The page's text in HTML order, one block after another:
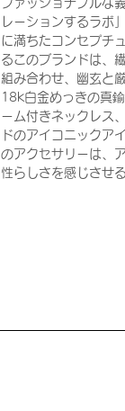
ファッショナブルな
レーションするラボ
に満ちたコンセプチ
るこのブランドは、
組み合わせ、幽玄と
18k白金めっきの真
ーム付きネックレス
ドのアイコニックア
のアクセサリーは、
性らしさを感じさせる